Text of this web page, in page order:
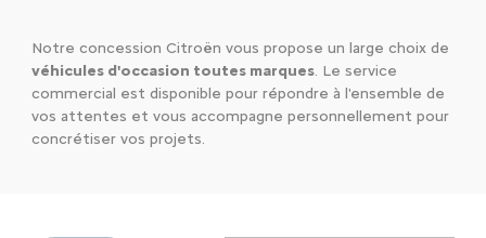
Notre concession Citroën vous propose un large choix de
véhicules d'occasion toutes marques. Le service
commercial est disponible pour répondre à l'ensemble de
vos attentes et vous accompagne personnellement pour
concrétiser vos projets.